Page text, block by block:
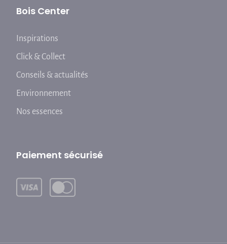
Bois Center
Inspirations
Click & Collect
Conseils & actualités
Environnement
Nos essences
Paiement sécurisé